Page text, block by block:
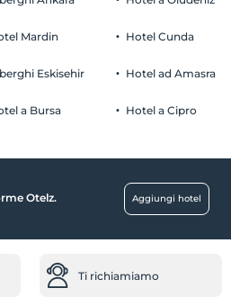
auto
Parcheggio privato
2 non vengono addebitati
Mardin
Eskisehir
a Bursa
Hotel Cunda
Hotel ad Amasra
Hotel a Cipro
Otelz.
Aggiungi hotel
Ti richiamiamo